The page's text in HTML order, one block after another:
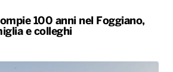
100 anni nel Foggiano,
e colleghi